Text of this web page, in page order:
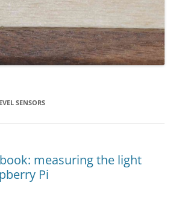
SENSORS
measuring the light
Pi